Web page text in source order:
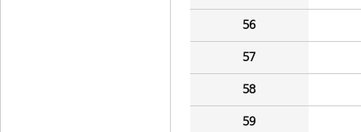
56
57
58
59